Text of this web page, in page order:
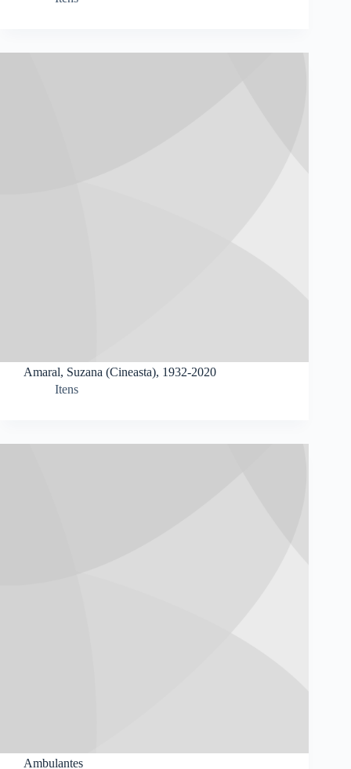
Amaral, Suzana (Cineasta), 1932-2020
Itens
Ambulantes